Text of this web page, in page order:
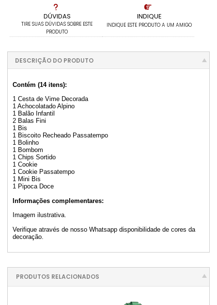
DÚVIDAS
TIRE SUAS DÚVIDAS SOBRE ESTE
PRODUTO
INDIQUE
INDIQUE ESTE PRODUTO A UM AMIGO
DESCRIÇÃO DO PRODUTO
Contém (14 itens):
1 Cesta de Vime Decorada
1 Achocolatado Alpino
1 Balão Infantil
2 Balas Fini
1 Bis
1 Biscoito Recheado Passatempo
1 Bolinho
1 Bombom
1 Chips Sortido
1 Cookie
1 Cookie Passatempo
1 Mini Bis
1 Pipoca Doce
Informações complementares:
Imagem ilustrativa.
Verifique através de nosso Whatsapp disponibilidade de cores da
decoração.
PRODUTOS RELACIONADOS